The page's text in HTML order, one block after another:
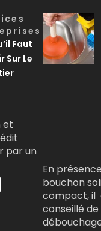
Faut
Sur Le
et
par un
En
bouchon
compact, il
conseillé